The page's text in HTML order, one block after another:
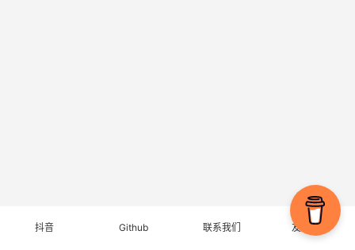
抖音 Github 联系我们 友情链接